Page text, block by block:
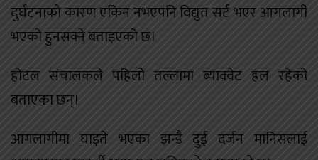
दुर्घटनाको कारण एकिन नभएपनि विद्युत सर्ट भएर आगलागी
भएको हुनसक्ने बताइएको छ।
होटल संचालकले पहिलो तल्लामा ब्याक्वेट हल रहेको
बताएका छन्।
आगलागीमा घाइते भएका झन्डै दुई दर्जन मानिसलाई